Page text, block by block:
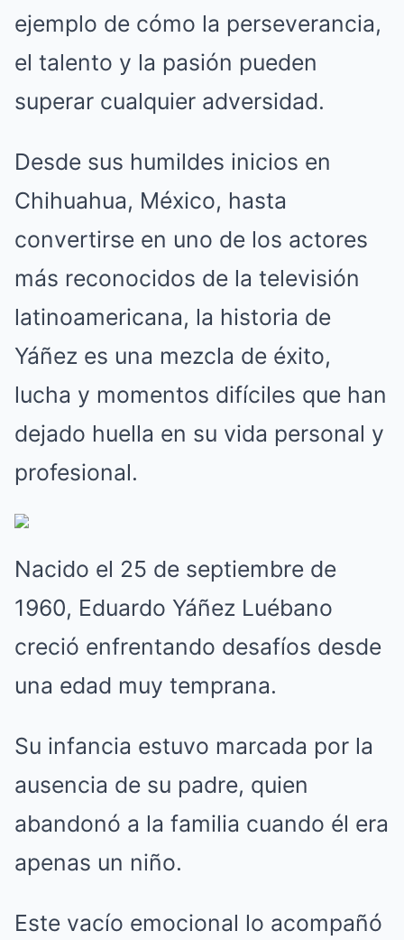
ejemplo de cómo la perseverancia,
el talento y la pasión pueden
superar cualquier adversidad.
Desde sus humildes inicios en
Chihuahua, México, hasta
convertirse en uno de los actores
más reconocidos de la televisión
latinoamericana, la historia de
Yáñez es una mezcla de éxito,
lucha y momentos difíciles que han
dejado huella en su vida personal y
profesional.
Nacido el 25 de septiembre de
1960, Eduardo Yáñez Luébano
creció enfrentando desafíos desde
una edad muy temprana.
Su infancia estuvo marcada por la
ausencia de su padre, quien
abandonó a la familia cuando él era
apenas un niño.
Este vacío emocional lo acompañó